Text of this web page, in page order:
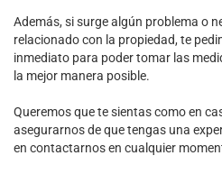
Además, si surge algún problema o
relacionado con la propiedad, te
inmediato para poder tomar las
la mejor manera posible.
Queremos que te sientas como en
asegurarnos de que tengas una
en contactarnos en cualquier